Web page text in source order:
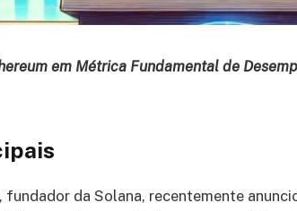
em Métrica Fundamental de
da Solana, recentemente